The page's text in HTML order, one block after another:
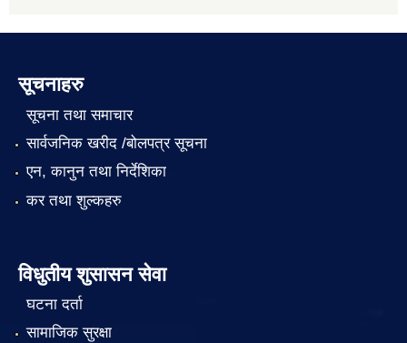
सूचनाहरु
सूचना तथा समाचार
सार्वजनिक खरीद /बोलपत्र सूचना
एन, कानुन तथा निर्देशिका
कर तथा शुल्कहरु
विधुतीय शुसासन सेवा
घटना दर्ता
सामाजिक सुरक्षा